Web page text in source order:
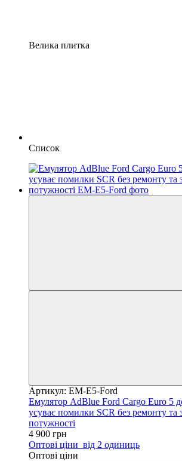
Велика плитка
Список
Артикул: EM-E5-Ford
Емулятор AdBlue Ford Cargo Euro 5
усуває помилки SCR без ремонту та
потужності
4 900 грн
Оптові ціни від 2 одиниць
Оптові ціни